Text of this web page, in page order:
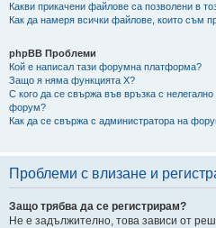
Какви прикачени файлове са позволени в
Как да намеря всички файлове, които съм
phpBB Проблеми
Кой е написал тази форумна платформа?
Защо я няма функцията X?
С кого да се свържа във връзка с
форум?
Как да се свържа с администратора на
Проблеми с влизане и
Защо трябва да се регистрирам?
Не е задължително, това зависи от